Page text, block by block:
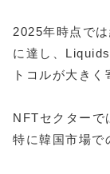
2025年時点で
に達し、
トコルが大きく
NFTセクターで
特に韓国市場で